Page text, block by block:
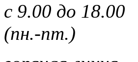
с 9.00 до 18.00
(пн.-пт.)